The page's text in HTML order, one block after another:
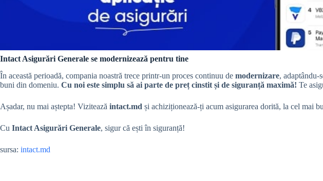
Intact Asigurări Generale se modernizează pentru tine
În această perioadă, compania noastră trece printr-un proces continuu de modernizare,
buni din domeniu. Cu noi este simplu să ai parte de preț cinstit și de siguranță maximă! Te
Așadar, nu mai aștepta! Vizitează intact.md și achiziționează-ți acum asigurarea dorită, la cel mai
Cu Intact Asigurări Generale, sigur că ești în siguranță!
sursa: intact.md